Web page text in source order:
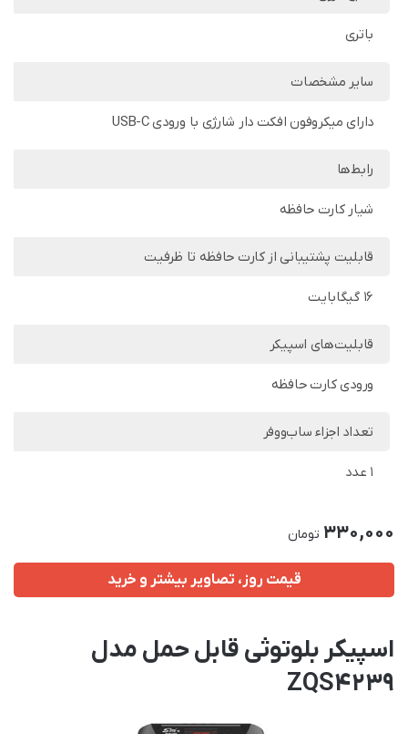
باتری
سایر مشخصات
دارای میکروفون افکت دار شارژی با ورودی USB-C
رابط‌ها
شیار کارت حافظه
قابلیت پشتیبانی از کارت حافظه تا ظرفیت
16 گیگابایت
قابلیت‌های اسپیکر
ورودی کارت حافظه
تعداد اجزاء ساب‌ووفر
1 عدد
330,000 تومان
قیمت روز، تصاویر بیشتر و خرید
اسپیکر بلوتوثی قابل حمل مدل
ZQS4239